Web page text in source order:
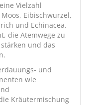
Vielzahl
Eibischwurzel,
und Echinacea.
die Atemwege zu
und das
und
wie
Kräutermischung